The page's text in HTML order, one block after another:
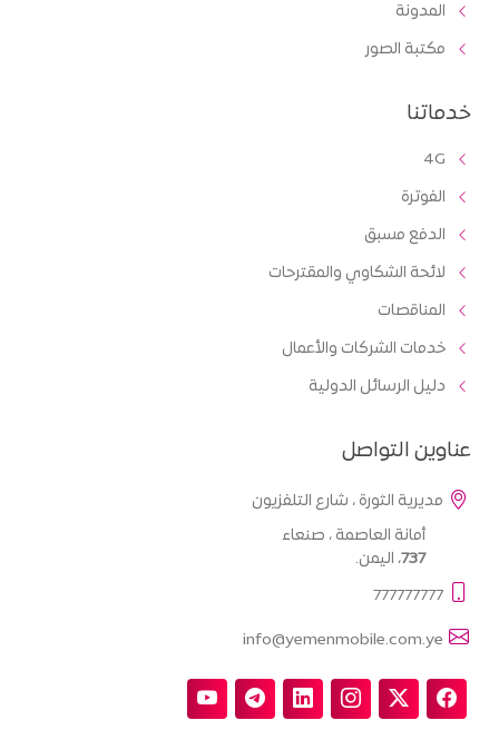
المدونة
مكتبة الصور
خدماتنا
4G
الفوترة
الدفع مسبق
لائحة الشكاوي والمقترحات
المناقصات
خدمات الشركات والأعمال
دليل الرسائل الدولية
عناوين التواصل
مديرية الثورة ، شارع التلفزيون
أمانة العاصمة ، صنعاء
737، اليمن.
777777777
info@yemenmobile.com.ye